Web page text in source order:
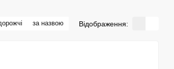
за назвою Відображення: